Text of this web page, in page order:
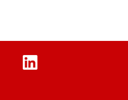
LinkedIn